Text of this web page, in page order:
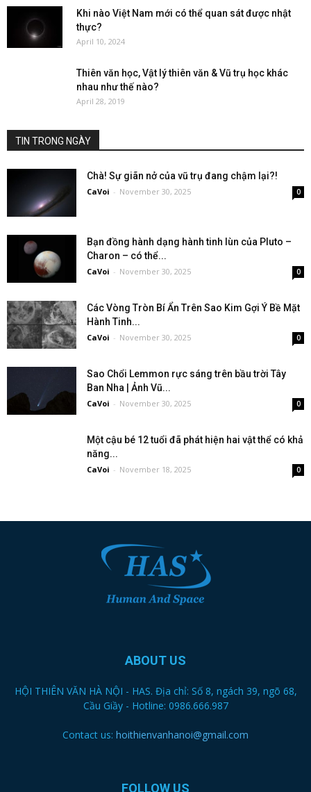
Khi nào Việt Nam mới có thể quan sát được nhật
thực?
April 10, 2024
Thiên văn học, Vật lý thiên văn & Vũ trụ học khác
nhau như thế nào?
April 28, 2019
TIN TRONG NGÀY
Chà! Sự giãn nở của vũ trụ đang chậm lại?!
CaVoi - November 30, 2025 0
Bạn đồng hành dạng hành tinh lùn của Pluto –
Charon – có thể...
CaVoi - November 30, 2025 0
Các Vòng Tròn Bí Ẩn Trên Sao Kim Gợi Ý Bề Mặt
Hành Tinh...
CaVoi - November 30, 2025 0
Sao Chổi Lemmon rực sáng trên bầu trời Tây
Ban Nha | Ảnh Vũ...
CaVoi - November 30, 2025 0
Một cậu bé 12 tuổi đã phát hiện hai vật thể có khả
năng...
CaVoi - November 18, 2025 0
ABOUT US
HỘI THIÊN VĂN HÀ NỘI - HAS. Địa chỉ: Số 8, ngách 39, ngõ 68,
Cầu Giầy - Hotline: 0986.666.987
Contact us: hoithienvanhanoi@gmail.com
FOLLOW US